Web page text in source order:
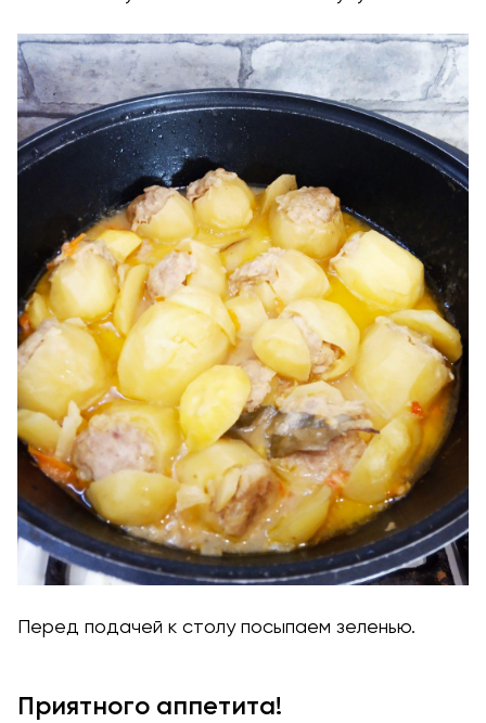
Перед подачей к столу посыпаем зеленью.
Приятного аппетита!